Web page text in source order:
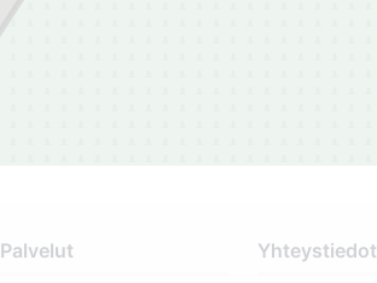
Palvelut Yhteystiedot